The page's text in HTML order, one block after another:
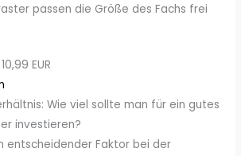
passen die Größe des Fachs frei
10,99 EUR
Wie viel sollte man für ein gutes
investieren?
entscheidender Faktor bei der